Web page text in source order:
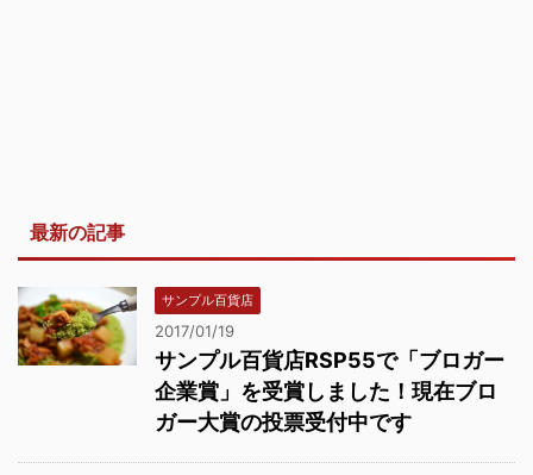
最新の記事
サンプル百貨店
2017/01/19
サンプル百貨店RSP55で「ブロガー
企業賞」を受賞しました！現在ブロ
ガー大賞の投票受付中です